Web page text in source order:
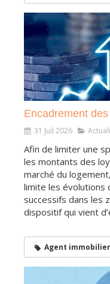
Encadrement
31 Juil 2026
Afin de limiter une
les montants des
marché du
limite les évolutions
successifs dans les
dispositif qui vient
Agent immobilier